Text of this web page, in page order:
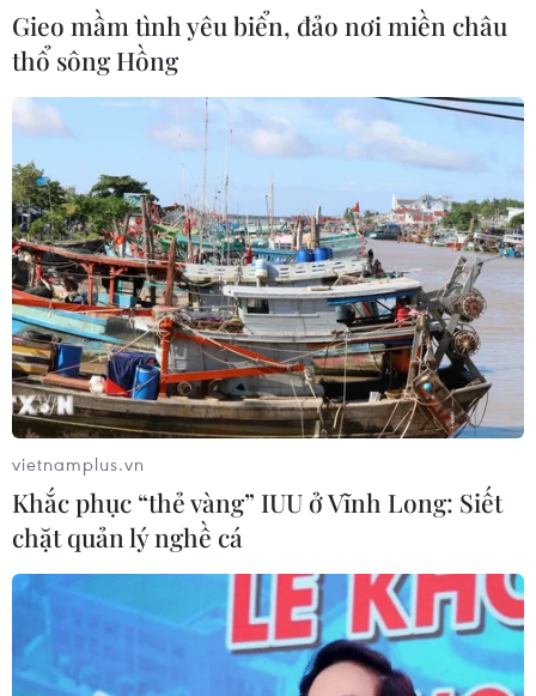
Mở ra giai đoạn triển khai thực chất
quan hệ giữa Việt Nam và Australia
07/08/2026 01:27
Ấn Độ thử thành công tên lửa đạn
đạo Agni-4, tầm bắn 4.000 km
06/08/2026 23:17
Hàn Quốc tái khẳng định mục tiêu
chung sống hòa bình với Triều Tiên
06/08/2026 15:33
Lở đất tại Philippines khiến ít nhất 4
người thiệt mạng
Gieo mầm tình yêu biển, đảo nơi miền châu
thổ sông Hồng
vietnamplus.vn
Khắc phục “thẻ vàng” IUU ở Vĩnh Long: Siết
chặt quản lý nghề cá